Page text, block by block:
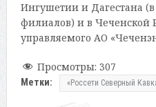
Ингушетии и Дагестана
филиалов) и в Чеченской
управляемого АО
Просмотры: 307
Метки: «Россети Северный